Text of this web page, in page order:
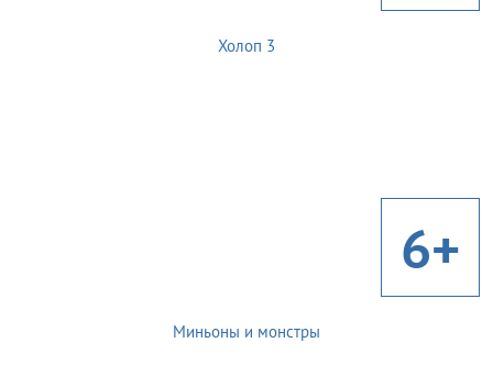
Холоп 3
6+
Миньоны и монстры